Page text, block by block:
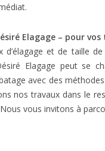
Elagage – pour vos
et de taille
Elagage peut se
avec des
nos travaux dans le
vous invitons à